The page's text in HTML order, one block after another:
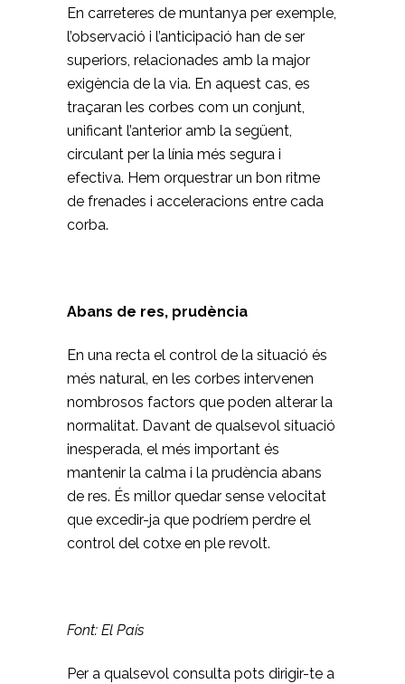
En carreteres de muntanya per exemple,
l’observació i l’anticipació han de ser
superiors, relacionades amb la major
exigència de la via. En aquest cas, es
traçaran les corbes com un conjunt,
unificant l’anterior amb la següent,
circulant per la línia més segura i
efectiva. Hem orquestrar un bon ritme
de frenades i acceleracions entre cada
corba.
Abans de res, prudència
En una recta el control de la situació és
més natural, en les corbes intervenen
nombrosos factors que poden alterar la
normalitat. Davant de qualsevol situació
inesperada, el més important és
mantenir la calma i la prudència abans
de res. És millor quedar sense velocitat
que excedir-ja que podríem perdre el
control del cotxe en ple revolt.
Font: El País
Per a qualsevol consulta pots dirigir-te a